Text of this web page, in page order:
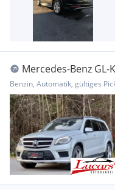
Mercedes-Benz GL-
Aut
Benzin, Automatik, gültiges